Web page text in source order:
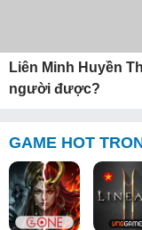
Liên Minh Huyền
người được?
GAME HOT